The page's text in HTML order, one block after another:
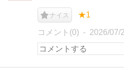
ナイス ★1
コメント(0) 2026/07/